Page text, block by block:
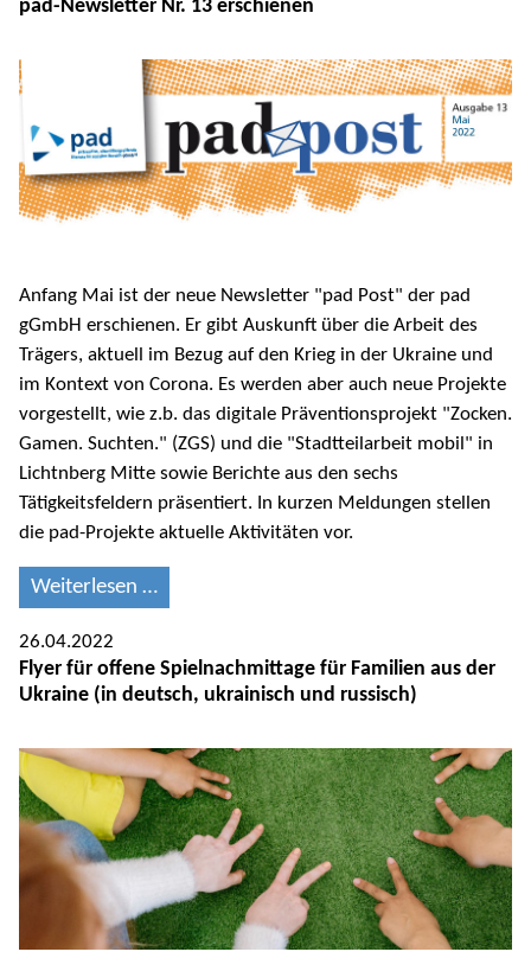
pad-Newsletter Nr. 13 erschienen
Anfang Mai ist der neue Newsletter "pad Post" der pad
gGmbH erschienen. Er gibt Auskunft über die Arbeit des
Trägers, aktuell im Bezug auf den Krieg in der Ukraine und
im Kontext von Corona. Es werden aber auch neue Projekte
vorgestellt, wie z.b. das digitale Präventionsprojekt "Zocken.
Gamen. Suchten." (ZGS) und die "Stadtteilarbeit mobil" in
Lichtnberg Mitte sowie Berichte aus den sechs
Tätigkeitsfeldern präsentiert. In kurzen Meldungen stellen
die pad-Projekte aktuelle Aktivitäten vor.
Weiterlesen …
26.04.2022
Flyer für offene Spielnachmittage für Familien aus der
Ukraine (in deutsch, ukrainisch und russisch)